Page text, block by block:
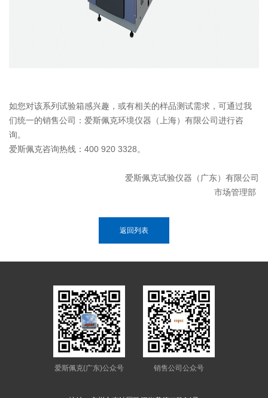
如您对该系列试验箱感兴趣，或有相关的样品测试需求，可通过我
们统一的销售公司：爱斯佩克环境仪器（上海）有限公司进行咨
询。
爱斯佩克咨询热线：400 920 3328。
爱斯佩克试验仪器（广东）有限公司
市场管理部
返回列表
爱斯佩克(广东)公众号 销售公司公众号